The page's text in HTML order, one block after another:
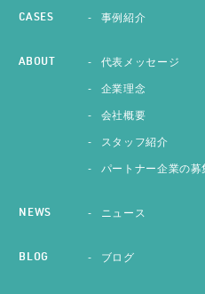
CASES 事例紹介
ABOUT
代表メッセージ
企業理念
会社概要
スタッフ紹介
パートナー企業の募
NEWS ニュース
BLOG ブログ